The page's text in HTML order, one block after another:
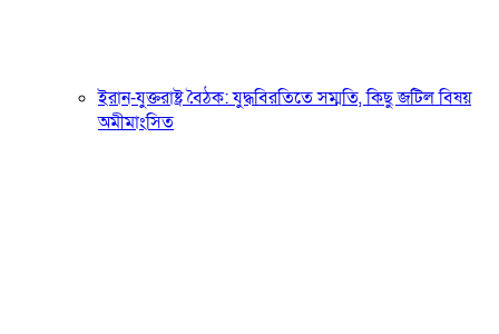
ইরান-যুক্তরাষ্ট্র বৈঠক: যুদ্ধবিরতিতে সম্মতি, কিছু জটিল বিষয়
অমীমাংসিত